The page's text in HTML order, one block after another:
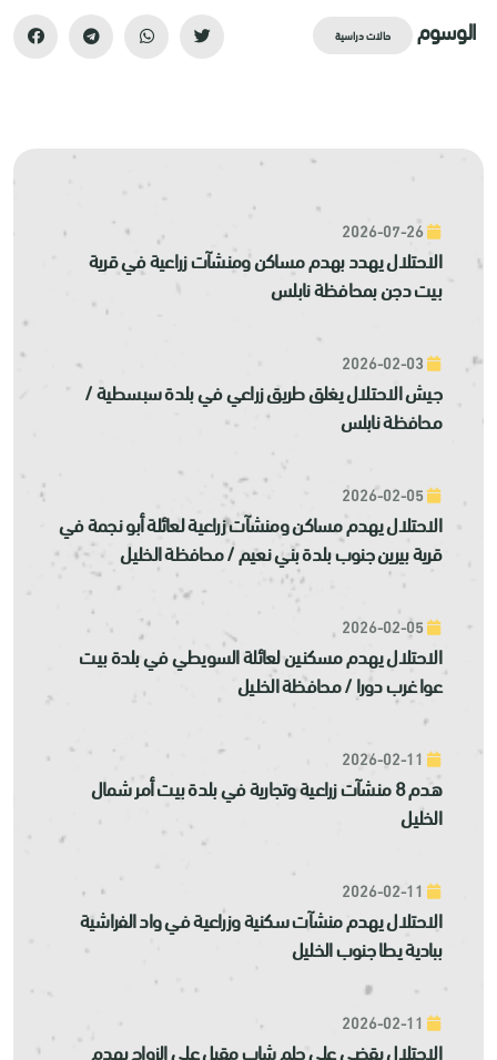
الوسوم حالات دراسية
الاحتلال يهدد بهدم مساكن ومنشآت زراعية في قرية
بيت دجن بمحافظة نابلس
جيش الاحتلال يغلق طريق زراعي في بلدة سبسطية /
محافظة نابلس
الاحتلال يهدم مساكن ومنشآت زراعية لعائلة أبو نجمة في
قرية بيرين جنوب بلدة بني نعيم / محافظة الخليل
الاحتلال يهدم مسكنين لعائلة السويطي في بلدة بيت
عوا غرب دورا / محافظة الخليل
هدم 8 منشآت زراعية وتجارية في بلدة بيت أمر شمال
الخليل
الاحتلال يهدم منشآت سكنية وزراعية في واد الفراشية
ببادية يطا جنوب الخليل
الاحتلال يقضي على حلم شاب مقبل على الزواج بهدم